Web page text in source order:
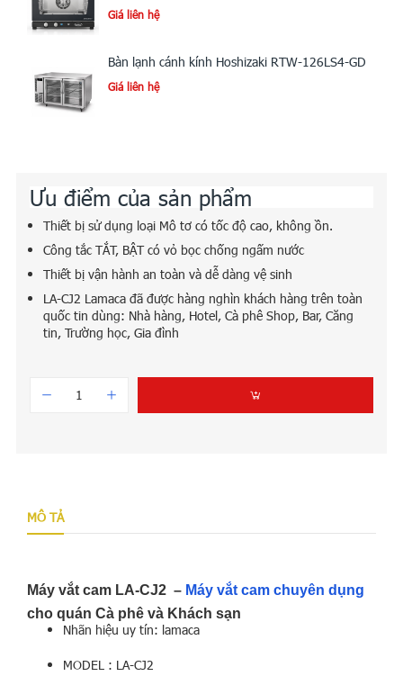
Giá liên hệ
Bàn lạnh cánh kính Hoshizaki RTW-126LS4-GD
Giá liên hệ
MÔ TẢ
Máy vắt cam LA-CJ2 – Máy vắt cam chuyên dụng
cho quán Cà phê và Khách sạn
Nhãn hiệu uy tín: lamaca
MODEL : LA-CJ2
Ưu điểm của sản phẩm
Thiết bị sử dụng loại Mô tơ có tốc độ cao, không ồn.
Công tắc TẮT, BẬT có vỏ bọc chống ngấm nước
Thiết bị vận hành an toàn và dễ dàng vệ sinh
LA-CJ2 Lamaca đã được hàng nghìn khách hàng trên toàn
quốc tin dùng: Nhà hàng, Hotel, Cà phê Shop, Bar, Căng
tin, Trường học, Gia đình